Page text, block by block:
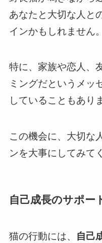
あなたと大切な人と
インかもしれません。
特に、家族や恋人、
ミングだというメッ
していることもあり
この機会に、大切な
ンを大事にしてみて
自己成長のサポー
猫の行動には、 自己